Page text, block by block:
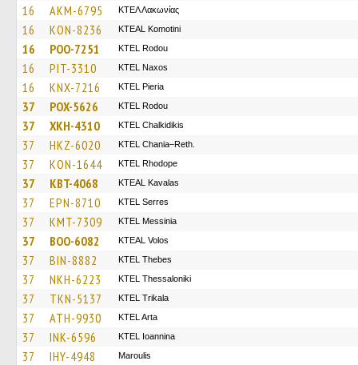
16 AKM-6795 ΚΤΕΛ Λακωνίας
16 KON-8236 KTEAL Komotini
16 POO-7251 ΚΤΕL Rodou
16 PIT-3310 KTEL Naxos
16 KNX-7216 KTEL Pieria
37 POX-5626 ΚΤΕL Rodou
37 XKH-4310 ΚΤΕL Chalkidikis
37 HKZ-6020 KTEL Chania–Reth.
37 KON-1644 KTEL Rhodope
37 KBT-4068 KTEAL Kavalas
37 EPN-8710 KTEL Serres
37 KMT-7309 KTEL Messinia
37 BOO-6082 KTEAL Volos
37 BIN-8882 KTEL Thebes
37 NKH-6223 KTEL Thessaloniki
37 TKN-5137 ΚΤΕL Τrikala
37 ATH-9930 KTEL Arta
37 INK-6596 KTEL Ioannina
37 IHY-4948 Maroulis